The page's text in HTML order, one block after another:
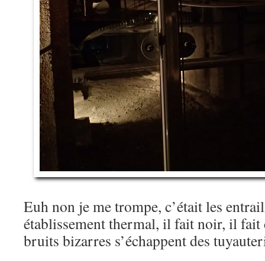
Euh non je me trompe, c’était les
établissement thermal, il fait noir, il fait
bruits bizarres s’échappent des